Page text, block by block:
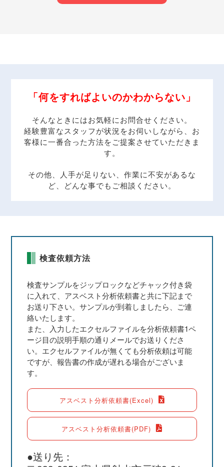
「何をすればよいのかわからない」
そんなときにはお気軽にお問合せください。
経験豊富なスタッフが状況をお伺いしながら、お
客様に一番合った方法をご提案させていただきま
す。
その他、人手が足りない、作業に不安があるな
ど、どんな事でもご相談ください。
検査依頼方法
検査サンプルをジップロックなどチャック付き袋
に入れて、アスベスト分析依頼書と共に下記まで
お送り下さい。サンプルが到着しましたら、ご連
絡いたします。
また、入力したエクセルファイルを分析依頼書1ペ
ージ目の説明手順の通りメールでお送りくださ
い。エクセルファイルが無くても分析依頼は可能
ですが、報告書の作成が遅れる場合がございま
す。
アスベスト分析依頼書(Excel)
アスベスト分析依頼書(PDF)
●送り先：